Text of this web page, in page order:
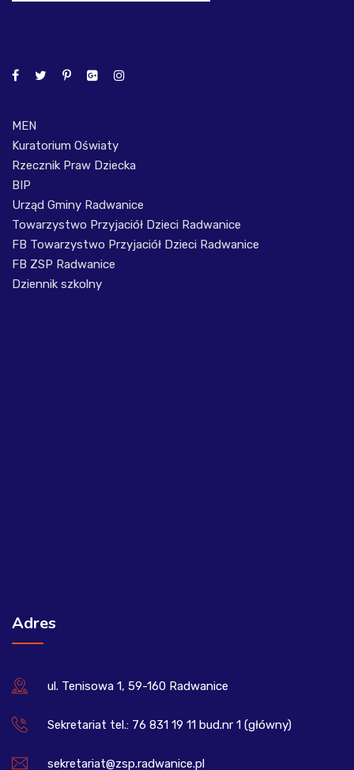
MEN
Kuratorium Oświaty
Rzecznik Praw Dziecka
BIP
Urząd Gminy Radwanice
Towarzystwo Przyjaciół Dzieci Radwanice
FB Towarzystwo Przyjaciół Dzieci Radwanice
FB ZSP Radwanice
Dziennik szkolny
Adres
ul. Tenisowa 1, 59-160 Radwanice
Sekretariat tel.: 76 831 19 11 bud.nr 1 (główny)
sekretariat@zsp.radwanice.pl